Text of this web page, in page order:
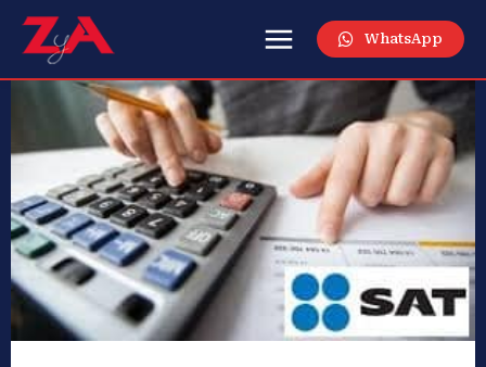
WhatsApp